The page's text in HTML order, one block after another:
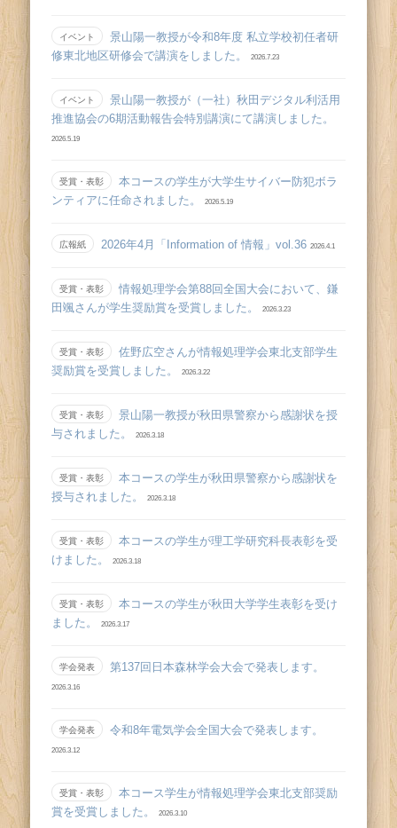
イベント
景山陽一教授が令和8年度 私立学校初任者研
修東北地区研修会で講演をしました。
2026.7.23
イベント
景山陽一教授が（一社）秋田デジタル利活用
推進協会の6期活動報告会特別講演にて講演しました。
2026.5.19
受賞・表彰
本コースの学生が大学生サイバー防犯ボラ
ンティアに任命されました。
2026.5.19
広報紙 2026年4月「Information of 情報」vol.36 2026.4.1
受賞・表彰
情報処理学会第88回全国大会において、鎌
田颯さんが学生奨励賞を受賞しました。
2026.3.23
受賞・表彰
佐野広空さんが情報処理学会東北支部学生
奨励賞を受賞しました。
2026.3.22
受賞・表彰
景山陽一教授が秋田県警察から感謝状を授
与されました。
2026.3.18
受賞・表彰
本コースの学生が秋田県警察から感謝状を
授与されました。
2026.3.18
受賞・表彰
本コースの学生が理工学研究科長表彰を受
けました。
2026.3.18
受賞・表彰
本コースの学生が秋田大学学生表彰を受け
ました。
2026.3.17
学会発表 第137回日本森林学会大会で発表します。
2026.3.16
学会発表 令和8年電気学会全国大会で発表します。
2026.3.12
受賞・表彰
本コース学生が情報処理学会東北支部奨励
賞を受賞しました。
2026.3.10